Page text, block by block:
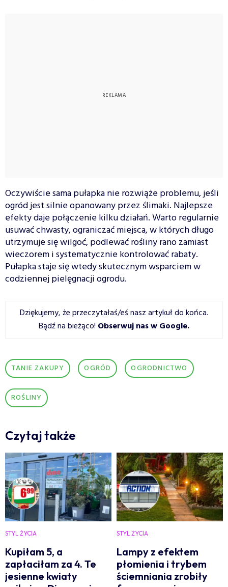
Oczywiście sama pułapka nie rozwiąże problemu, jeśli
ogród jest silnie opanowany przez ślimaki. Najlepsze
efekty daje połączenie kilku działań. Warto regularnie
usuwać chwasty, ograniczać miejsca, w których długo
utrzymuje się wilgoć, podlewać rośliny rano zamiast
wieczorem i systematycznie kontrolować rabaty.
Pułapka staje się wtedy skutecznym wsparciem w
codziennej pielęgnacji ogrodu.
Dziękujemy, że przeczytałaś/eś nasz artykuł do końca.
Bądź na bieżąco! Obserwuj nas w Google.
TANIE ZAKUPY OGRÓD OGRODNICTWO
ROŚLINY
Czytaj także
STYL ŻYCIA
Kupiłam 5, a
zapłaciłam za 4. Te
jesienne kwiaty
STYL ŻYCIA
Lampy z efektem
płomienia i trybem
ściemniania zrobiły